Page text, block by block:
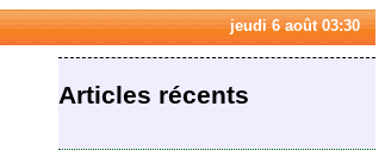
jeudi 6 août 03:30
Articles récents